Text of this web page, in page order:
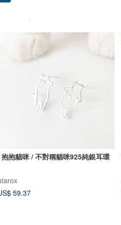
抱貓咪 / 不對稱貓咪925純銀耳環
59.37